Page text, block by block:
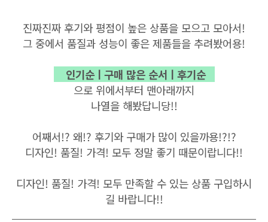
진짜진짜 후기와 평점이 높은 상품을 모으고 모아서!
그 중에서 품질과 성능이 좋은 제품들을 추려봤어용!
인기순ㅣ구매 많은 순서ㅣ후기순
으로 위에서부터 맨아래까지
나열을 해봤답니당!!
어째서!? 왜!? 후기와 구매가많이 있을까용!?!?
디자인! 품질! 가격! 모두 정말 좋기 때문이랍니다!!
디자인! 품질! 가격! 모두 만족할 수 있는 상품 구입하시
길 바랍니다!!